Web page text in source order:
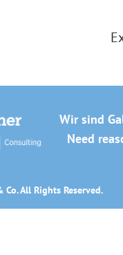
Wir sind
Need
All Rights Reserved.